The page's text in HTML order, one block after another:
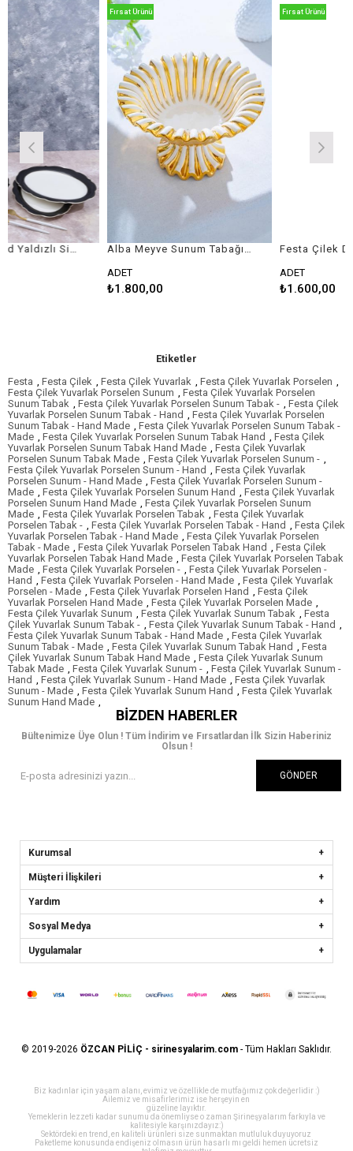
Pink More Gold Yaldızlı Siyah 3'lü Kayık Bol Kase Sunum Seti
Alba Meyve Sunum Tabağı - 28 cm
Fırsat Ürünü Fırsat Ürünü
Etiketler
Festa , Festa Çilek , Festa Çilek Yuvarlak , Festa Çilek Yuvarlak Porselen ,
Festa Çilek Yuvarlak Porselen Sunum , Festa Çilek Yuvarlak Porselen
Sunum Tabak , Festa Çilek Yuvarlak Porselen Sunum Tabak - , Festa Çilek
Yuvarlak Porselen Sunum Tabak - Hand , Festa Çilek Yuvarlak Porselen
Sunum Tabak - Hand Made , Festa Çilek Yuvarlak Porselen Sunum Tabak -
Made , Festa Çilek Yuvarlak Porselen Sunum Tabak Hand , Festa Çilek
Yuvarlak Porselen Sunum Tabak Hand Made , Festa Çilek Yuvarlak
Porselen Sunum Tabak Made , Festa Çilek Yuvarlak Porselen Sunum - ,
Festa Çilek Yuvarlak Porselen Sunum - Hand , Festa Çilek Yuvarlak
Porselen Sunum - Hand Made , Festa Çilek Yuvarlak Porselen Sunum -
Made , Festa Çilek Yuvarlak Porselen Sunum Hand , Festa Çilek Yuvarlak
Porselen Sunum Hand Made , Festa Çilek Yuvarlak Porselen Sunum
Made , Festa Çilek Yuvarlak Porselen Tabak , Festa Çilek Yuvarlak
Porselen Tabak - , Festa Çilek Yuvarlak Porselen Tabak - Hand , Festa Çilek
Yuvarlak Porselen Tabak - Hand Made , Festa Çilek Yuvarlak Porselen
Tabak - Made , Festa Çilek Yuvarlak Porselen Tabak Hand , Festa Çilek
Yuvarlak Porselen Tabak Hand Made , Festa Çilek Yuvarlak Porselen Tabak
Made , Festa Çilek Yuvarlak Porselen - , Festa Çilek Yuvarlak Porselen -
Hand , Festa Çilek Yuvarlak Porselen - Hand Made , Festa Çilek Yuvarlak
Porselen - Made , Festa Çilek Yuvarlak Porselen Hand , Festa Çilek
Yuvarlak Porselen Hand Made , Festa Çilek Yuvarlak Porselen Made ,
Festa Çilek Yuvarlak Sunum , Festa Çilek Yuvarlak Sunum Tabak , Festa
Çilek Yuvarlak Sunum Tabak - , Festa Çilek Yuvarlak Sunum Tabak - Hand ,
Festa Çilek Yuvarlak Sunum Tabak - Hand Made , Festa Çilek Yuvarlak
Sunum Tabak - Made , Festa Çilek Yuvarlak Sunum Tabak Hand , Festa
Çilek Yuvarlak Sunum Tabak Hand Made , Festa Çilek Yuvarlak Sunum
Tabak Made , Festa Çilek Yuvarlak Sunum - , Festa Çilek Yuvarlak Sunum -
Hand , Festa Çilek Yuvarlak Sunum - Hand Made , Festa Çilek Yuvarlak
Sunum - Made , Festa Çilek Yuvarlak Sunum Hand , Festa Çilek Yuvarlak
Sunum Hand Made ,
BIZDEN HABERLER
Bültenimize Üye Olun ! Tüm İndirim ve Fırsatlardan İlk Sizin Haberiniz
Olsun !
GÖNDER
Kurumsal
Müşteri İlişkileri
Yardım
Sosyal Medya
Uygulamalar
© 2019-2026 ÖZCAN PİLİÇ - sirinesyalarim.com - Tüm Hakları Saklıdır.
Biz kadınlar için yaşam alanı, evimiz ve özellikle de mutfağımız çok değerlidir :)
Ailemiz ve misafirlerimiz ise herşeyin en
güzeline layıktır.
Yemeklerin lezzeti kadar sunumu da önemliyse o zaman Şirineşyalarım farkıyla ve
kalitesiyle karşınızdayız:)
Sektördeki en trend, en kaliteli ürünleri size sunmaktan mutluluk duyuyoruz
Paketleme konusunda endişeniz olmasın ürün hasarlı mı geldi hemen ücretsiz